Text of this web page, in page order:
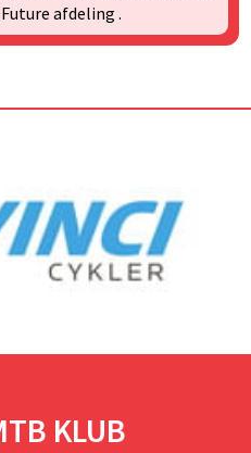
afdeling .
KLUB